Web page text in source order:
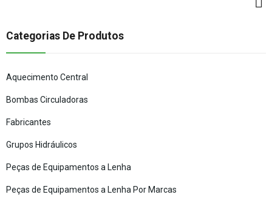
Categorias De Produtos
Aquecimento Central
Bombas Circuladoras
Fabricantes
Grupos Hidráulicos
Peças de Equipamentos a Lenha
Peças de Equipamentos a Lenha Por Marcas